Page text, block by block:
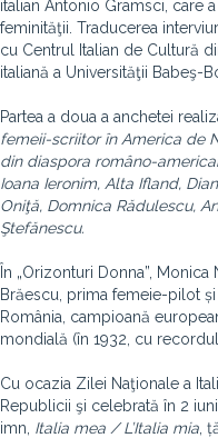
italian Antonio Gramsci, care
feminităţii. Traducerea
cu Centrul Italian de Cultură
italiană a Universităţii Babeş-
Partea a doua a anchetei
femeii-scriitor în America de
din diaspora româno-
Ioana Ieronim, Alta Ifland,
Oniţă, Domnica Rădulescu,
Ştefănescu.
În „Orizonturi Donna”,
Brăescu, prima femeie-pilot
România, campioană
mondială (în 1932, cu recordul
Cu ocazia Zilei Naţionale a
Republicii şi celebrată în 2
imn, Italia mea / L’Italia mia ,